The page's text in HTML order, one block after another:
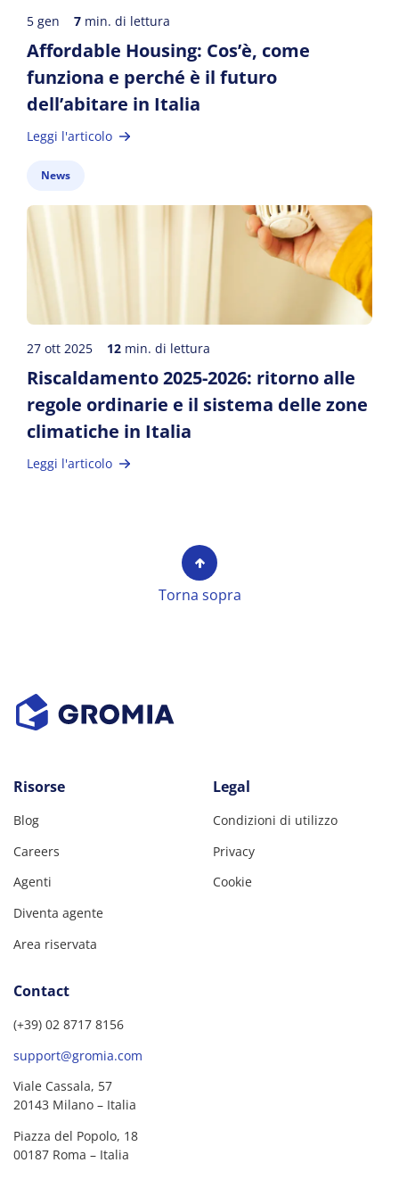
5 gen 7 min. di lettura
Affordable Housing: Cos’è, come
funziona e perché è il futuro
dell’abitare in Italia
Leggi l'articolo
News
27 ott 2025 12 min. di lettura
Riscaldamento 2025-2026: ritorno alle
regole ordinarie e il sistema delle zone
climatiche in Italia
Leggi l'articolo
Torna sopra
Risorse
Blog
Careers
Agenti
Diventa agente
Area riservata
Legal
Condizioni di utilizzo
Privacy
Cookie
Contact
(+39) 02 8717 8156
support@gromia.com
Viale Cassala, 57
20143 Milano – Italia
Piazza del Popolo, 18
00187 Roma – Italia